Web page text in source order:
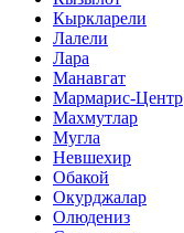
Кыркларели
Лалели
Лара
Манавгат
Мармарис-Центр
Махмутлар
Мугла
Невшехир
Обакой
Окурджалар
Олюдениз